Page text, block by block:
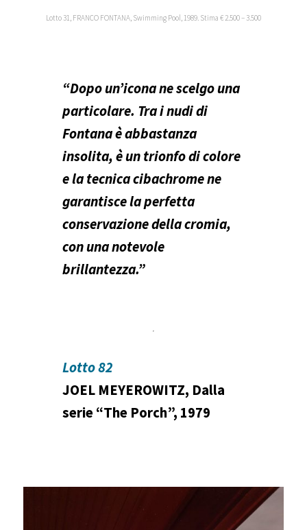
Lotto 31, FRANCO FONTANA, Swimming Pool, 1989. Stima € 2.500 – 3.500
“Dopo un’icona ne scelgo una
particolare. Tra i nudi di
Fontana è abbastanza
insolita, è un trionfo di colore
e la tecnica cibachrome ne
garantisce la perfetta
conservazione della cromia,
con una notevole
brillantezza.”
Lotto 82
JOEL MEYEROWITZ, Dalla
serie “The Porch”, 1979